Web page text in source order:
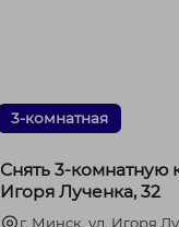
3-комнатная
Снять 3-комнатную
Игоря Лученка, 32
г. Минск, ул. Игоря